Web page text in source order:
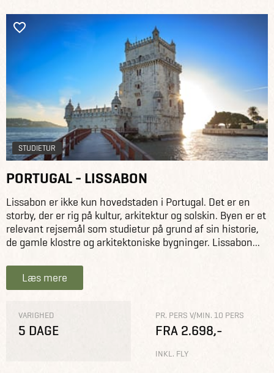
STUDIETUR
PORTUGAL - LISSABON
Lissabon er ikke kun hovedstaden i Portugal. Det er en
storby, der er rig på kultur, arkitektur og solskin. Byen er et
relevant rejsemål som studietur på grund af sin historie,
de gamle klostre og arkitektoniske bygninger. Lissabon...
Læs mere
VARIGHED
5 DAGE
PR. PERS V/MIN. 10 PERS
FRA 2.698,-
INKL. FLY